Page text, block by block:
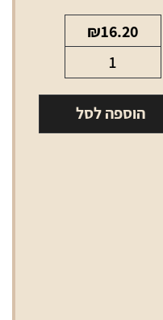
₪16.20
של
מגש
מתכת
הוספה לסל